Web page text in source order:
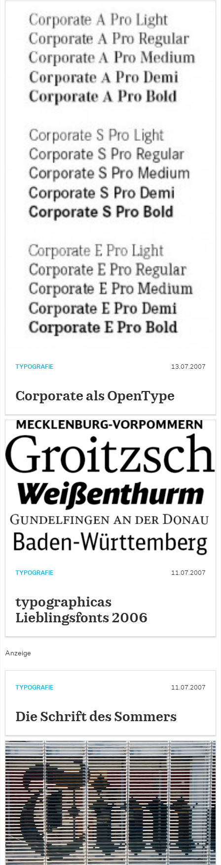
TYPOGRAFIE 13.07.2007
Corporate als OpenType
TYPOGRAFIE 11.07.2007
typographicas
Lieblingsfonts 2006
Anzeige
TYPOGRAFIE 11.07.2007
Die Schrift des Sommers